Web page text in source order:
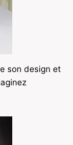
son design et